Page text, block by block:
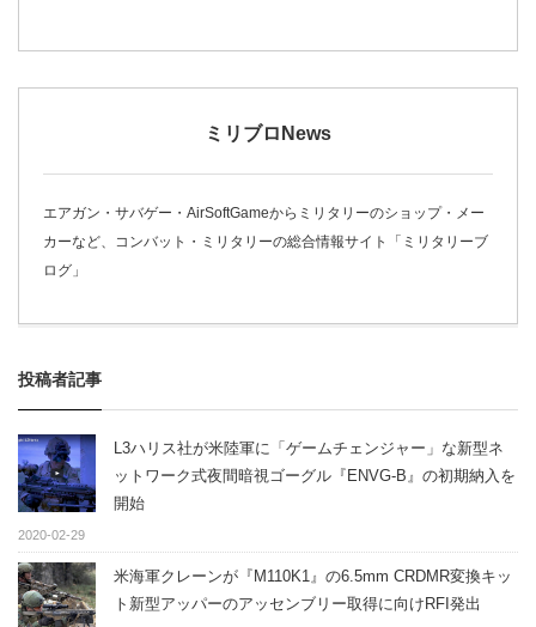
ミリブロNews
エアガン・サバゲー・AirSoftGameからミリタリーのショップ・メー
カーなど、コンバット・ミリタリーの総合情報サイト「ミリタリーブ
ログ」
投稿者記事
L3ハリス社が米陸軍に「ゲームチェンジャー」な新型ネ
ットワーク式夜間暗視ゴーグル『ENVG-B』の初期納入を
開始
2020-02-29
米海軍クレーンが『M110K1』の6.5mm CRDMR変換キッ
ト新型アッパーのアッセンブリー取得に向けRFI発出